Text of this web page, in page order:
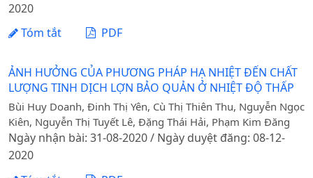
2020
Tóm tắt
PDF
ẢNH HƯỞNG CỦA PHƯƠNG PHÁP HẠ NHIỆT ĐẾN CHẤT
LƯỢNG TINH DỊCH LỢN BẢO QUẢN Ở NHIỆT ĐỘ THẤP
Bùi Huy Doanh, Đinh Thị Yên, Cù Thị Thiên Thu, Nguyễn Ngọc
Kiên, Nguyễn Thị Tuyết Lê, Đặng Thái Hải, Phạm Kim Đăng
Ngày nhận bài: 31-08-2020 / Ngày duyệt đăng: 08-12-
2020